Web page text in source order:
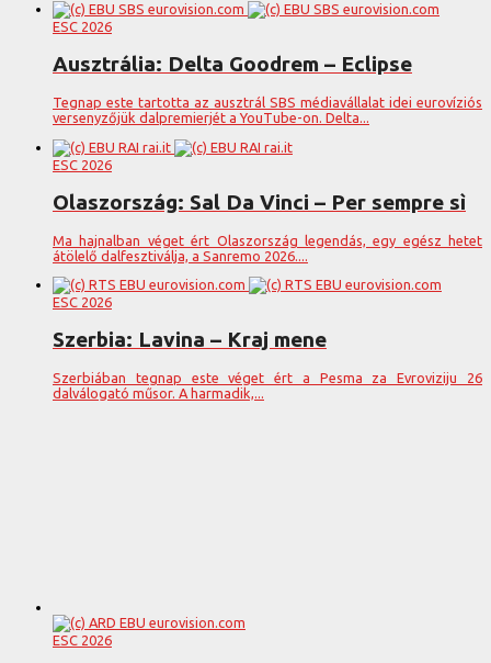
ESC 2026
Ausztrália: Delta Goodrem – Eclipse
Tegnap este tartotta az ausztrál SBS médiavállalat idei eurovíziós
versenyzőjük dalpremierjét a YouTube-on. Delta...
ESC 2026
Olaszország: Sal Da Vinci – Per sempre sì
Ma hajnalban véget ért Olaszország legendás, egy egész hetet
átölelő dalfesztiválja, a Sanremo 2026....
ESC 2026
Szerbia: Lavina – Kraj mene
Szerbiában tegnap este véget ért a Pesma za Evroviziju 26
dalválogató műsor. A harmadik,...
ESC 2026